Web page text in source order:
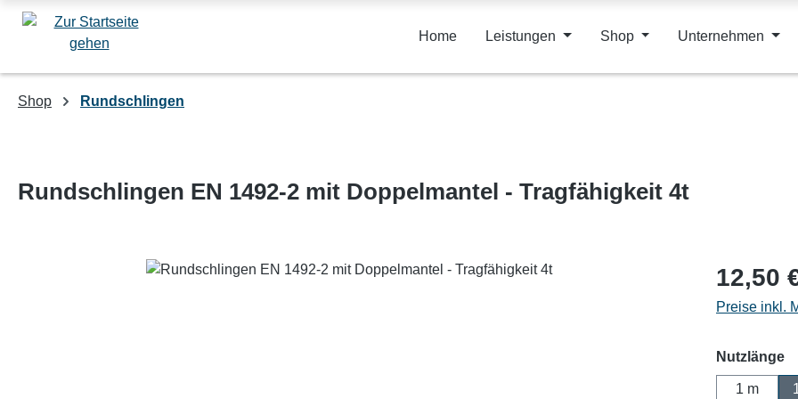
Hauptinhalt springen
Zur Suche springen
Zur Hauptnavigation springen
Home
Leistungen Shop Unternehmen
Shop Rundschlingen
Rundschlingen EN 1492-2 mit Doppelmantel - Tragfähigkeit 4t
Bildergalerie überspringen 12,50
Preise inkl.
Nutzlänge
1 m